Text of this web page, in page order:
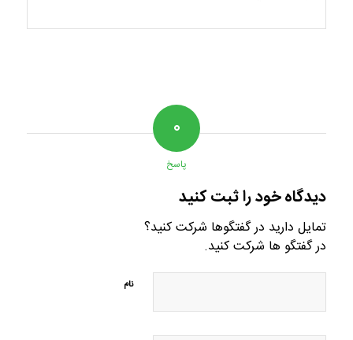
۰
پاسخ
دیدگاه خود را ثبت کنید
تمایل دارید در گفتگوها شرکت کنید؟
در گفتگو ها شرکت کنید.
نام